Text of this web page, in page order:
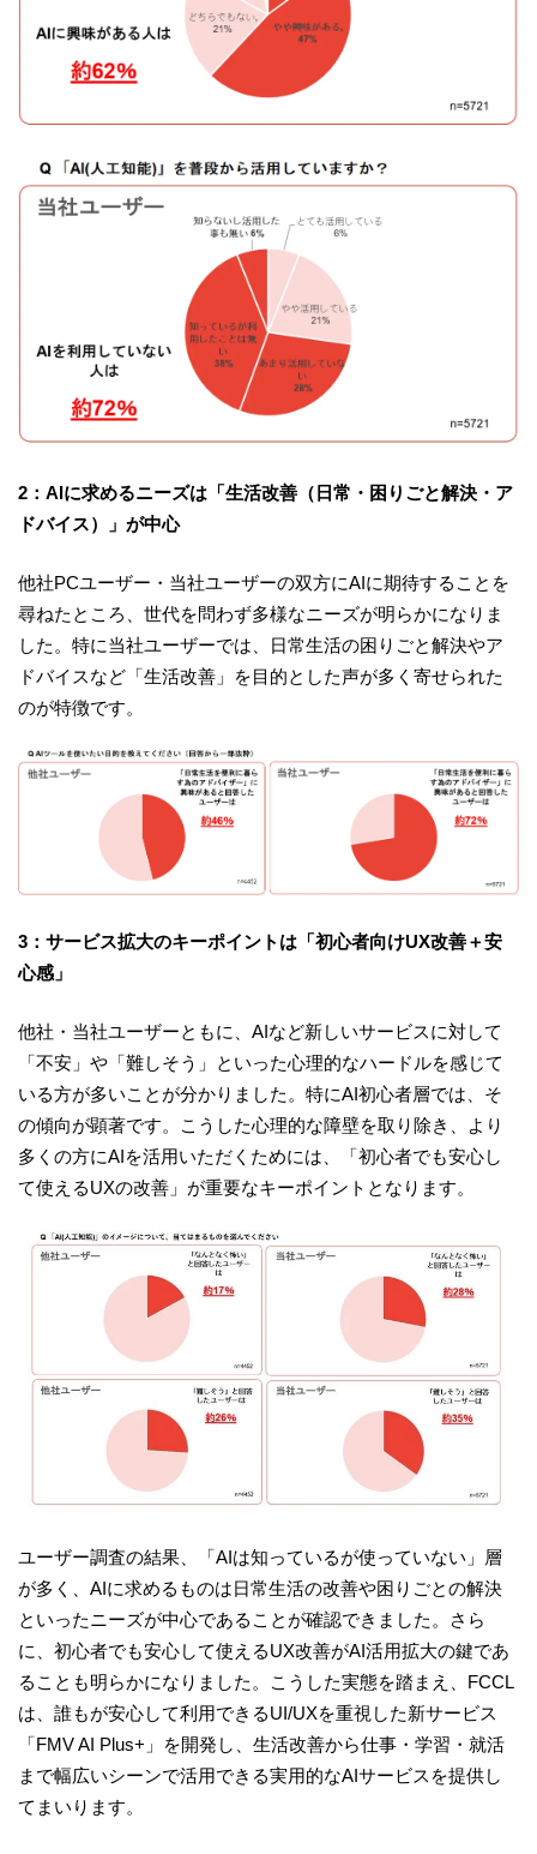
2：AIに求めるニーズは「生活改善（日常・困りごと解決・ア
ドバイス）」が中心
他社PCユーザー・当社ユーザーの双方にAIに期待することを
尋ねたところ、世代を問わず多様なニーズが明らかになりま
した。特に当社ユーザーでは、日常生活の困りごと解決やア
ドバイスなど「生活改善」を目的とした声が多く寄せられた
のが特徴です。
3：サービス拡大のキーポイントは「初心者向けUX改善＋安
心感」
他社・当社ユーザーともに、AIなど新しいサービスに対して
「不安」や「難しそう」といった心理的なハードルを感じて
いる方が多いことが分かりました。特にAI初心者層では、そ
の傾向が顕著です。こうした心理的な障壁を取り除き、より
多くの方にAIを活用いただくためには、「初心者でも安心し
て使えるUXの改善」が重要なキーポイントとなります。
ユーザー調査の結果、「AIは知っているが使っていない」層
が多く、AIに求めるものは日常生活の改善や困りごとの解決
といったニーズが中心であることが確認できました。さら
に、初心者でも安心して使えるUX改善がAI活用拡大の鍵であ
ることも明らかになりました。こうした実態を踏まえ、FCCL
は、誰もが安心して利用できるUI/UXを重視した新サービス
「FMV AI Plus+」を開発し、生活改善から仕事・学習・就活
まで幅広いシーンで活用できる実用的なAIサービスを提供し
てまいります。